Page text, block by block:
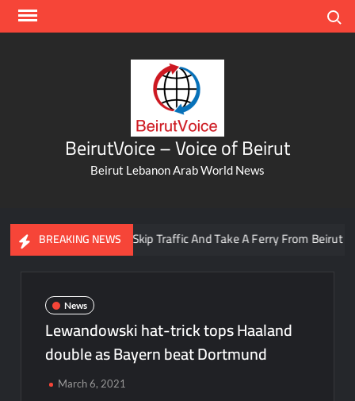
Skip
BeirutVoice – Voice of Beirut
Beirut Lebanon Arab World News
BREAKING NEWS
You Can Now Skip Traffic And Take A Ferry From Beirut To
News
Lewandowski hat-trick tops Haaland
double as Bayern beat Dortmund
March 6, 2021